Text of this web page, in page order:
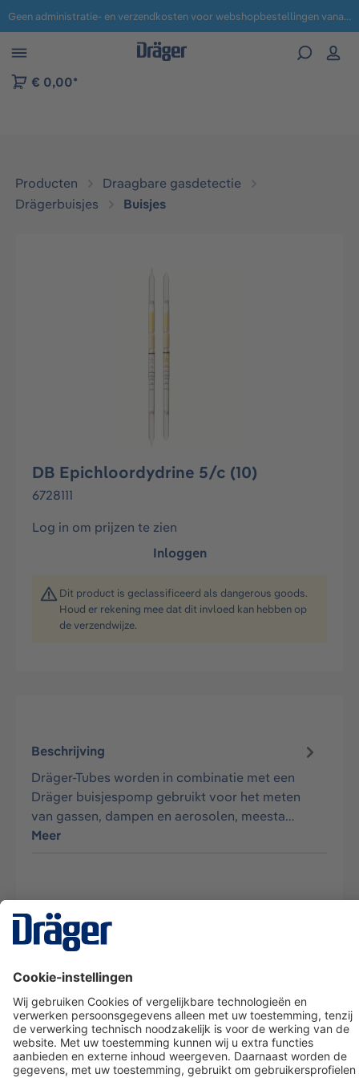
naar navigatie B2B-platform Geen administratie- en verzendkosten voor webshopbestellingen vanaf € 100,-.
€ 0,00*
Producten
Draagbare gasdetectie
Drägerbuisjes
Buisjes
DB Epichloordydrine 5/c (10)
6728111
Log in om prijzen te zien
Inloggen
Dit product is geclassificeerd als dangerous goods.
Houd er rekening mee dat dit invloed kan hebben op
de verzendwijze.
Beschrijving
Dräger-Tubes worden in combinatie met een
Dräger buisjespomp gebruikt voor het meten
van gassen, dampen en aerosolen, meesta…
Meer
Dräger klantenservice
Over Dräger